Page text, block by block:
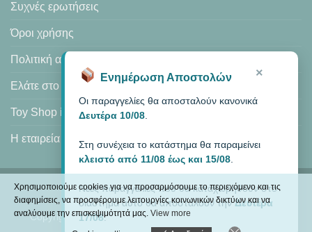
Συχνές ερωτήσεις
Όροι χρήσης
Πολιτική απορρήτου
Ελάτε στο κατάστημά μας
Toy Shop in Heraklion
Η εταιρεία μας
Visa PayPal MasterCard
Cash
On
Copyright 2026 ©MODEXCEL| Κατάστημα: Αμάλθειας 8,
×
Ενημέρωση Αποστολών
Οι παραγγελίες θα αποσταλούν κανονικά
Δευτέρα 10/08
Στη συνέχεια το κατάστημα θα παραμείνει
κλειστό από 11/08 έως και 15/08
Νέες παραγγελίες που θα καταχωρηθούν στο
διάστημα αυτό θα αποσταλούν τηνΔευτέρα
17/08.
Χρησιμοποιούμε cookies για να προσαρμόσουμε το περιεχόμενο και τις
διαφημίσεις, να προσφέρουμε λειτουργίες κοινωνικών δικτύων και να
αναλύουμε την επισκεψιμότητά μας. View more